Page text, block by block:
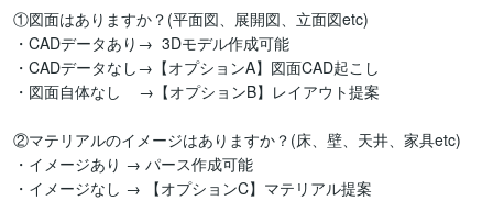
①図面はありますか？(平面図、展開図、立面図etc)
・CADデータあり→  3Dモデル作成可能
・CADデータなし→【オプションA】図面CAD起こし
・図面自体なし    →【オプションB】レイアウト提案
②マテリアルのイメージはありますか？(床、壁、天井、家具etc)
・イメージあり → パース作成可能
・イメージなし → 【オプションC】マテリアル提案